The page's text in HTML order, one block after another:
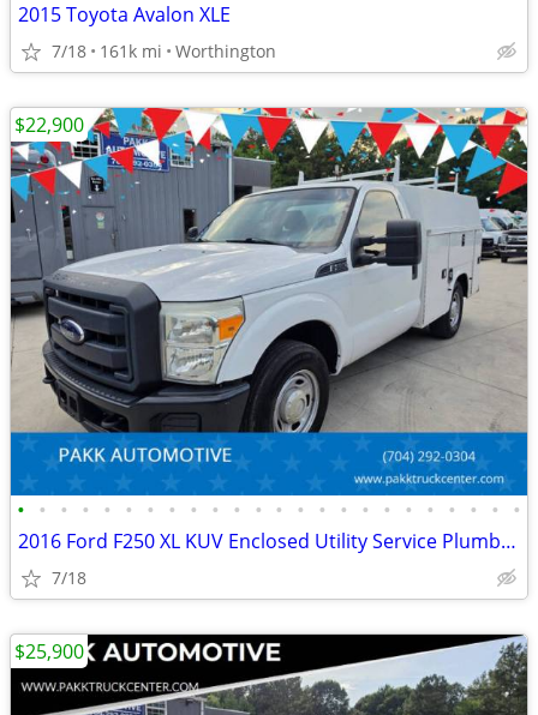
2015 Toyota Avalon XLE
7/18 161k mi Worthington
• • • • • • • • • • • • • • • • • • • • • • • •
2016 Ford F250 XL KUV Enclosed Utility Service Plumber Mechanic Truck
7/18
$22,900
$25,900